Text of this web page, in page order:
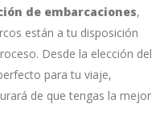
de embarcaciones,
están a tu disposición
Desde la elección del
para tu viaje,
de que tengas la mejor